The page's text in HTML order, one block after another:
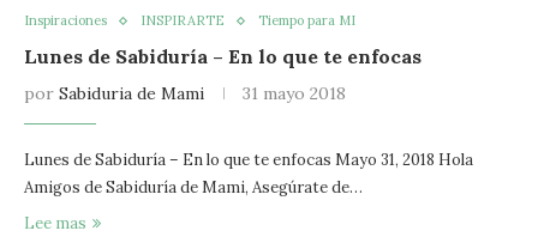
Inspiraciones INSPIRARTE Tiempo para MI
Lunes de Sabiduría – En lo que te enfocas
por Sabiduria de Mami 31 mayo 2018
Lunes de Sabiduría – En lo que te enfocas Mayo 31, 2018 Hola
Amigos de Sabiduría de Mami, Asegúrate de…
Lee mas